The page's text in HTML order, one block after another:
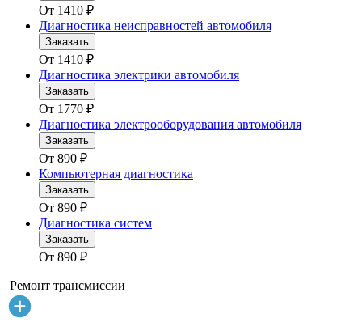
От 1410 ₽
Диагностика неисправностей автомобиля
Заказать
От 1410 ₽
Диагностика электрики автомобиля
Заказать
От 1770 ₽
Диагностика электрооборудования автомобиля
Заказать
От 890 ₽
Компьютерная диагностика
Заказать
От 890 ₽
Диагностика систем
Заказать
От 890 ₽
Ремонт трансмиссии